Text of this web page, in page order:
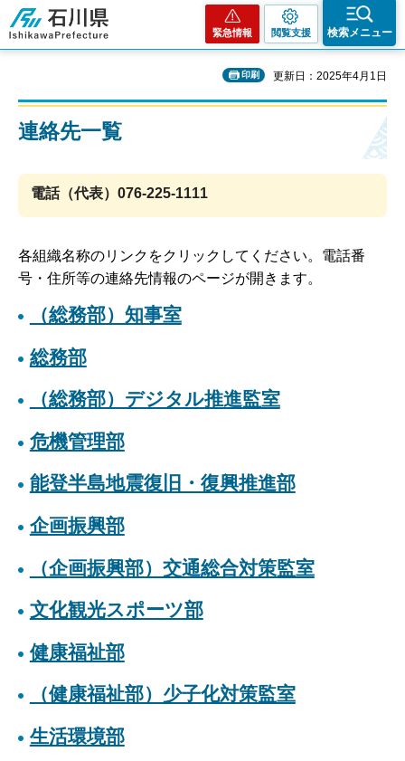
石川県
緊急情報 閲覧支援 検索メニュー
印刷 更新日：2025年4月1日
連絡先一覧
電話（代表）076-225-1111
各組織名称のリンクをクリックしてください。電話番
号・住所等の連絡先情報のページが開きます。
（総務部）知事室
総務部
（総務部）デジタル推進監室
危機管理部
能登半島地震復旧・復興推進部
企画振興部
（企画振興部）交通総合対策監室
文化観光スポーツ部
健康福祉部
（健康福祉部）少子化対策監室
生活環境部